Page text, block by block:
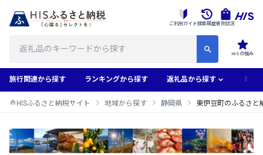
HISの強み
ご利用ガイド検索履歴寄附状況
旅行関連から探す ランキングから探す 返礼品から探す 地域
HISふるさと納税サイト 地域から探す 静岡県 東伊豆町のふるさと